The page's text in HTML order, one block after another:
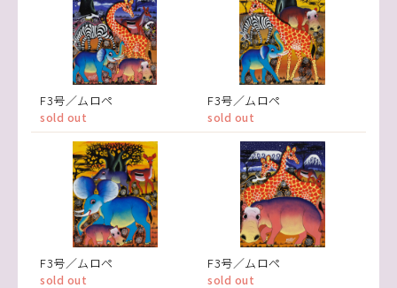
F3号／ムロペ
sold out
F3号／ムロペ
sold out
F3号／ムロペ
sold out
F3号／ムロペ
sold out